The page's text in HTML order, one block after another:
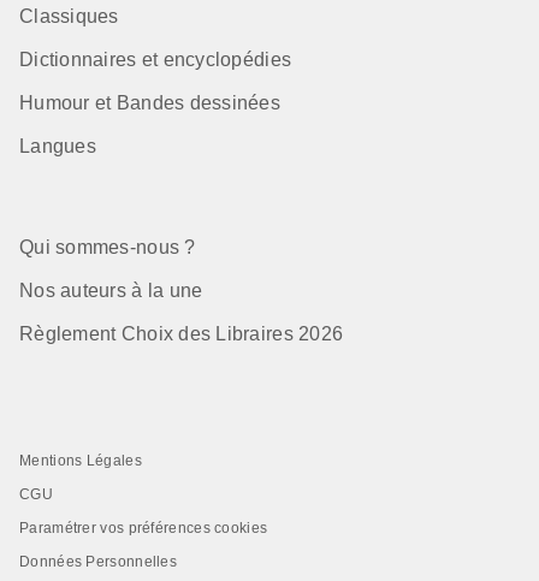
Classiques
Dictionnaires et encyclopédies
Humour et Bandes dessinées
Langues
Qui sommes-nous ?
Nos auteurs à la une
Règlement Choix des Libraires 2026
Mentions Légales
CGU
Paramétrer vos préférences cookies
Données Personnelles